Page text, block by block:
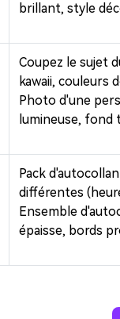
brillant, style
Coupez le sujet
kawaii, couleurs
Photo d'une
lumineuse,
Pack
différentes
Ensemble
épaisse, bords